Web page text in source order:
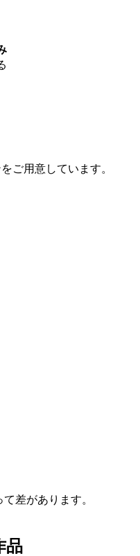
ご用意しています。
差があります。
品